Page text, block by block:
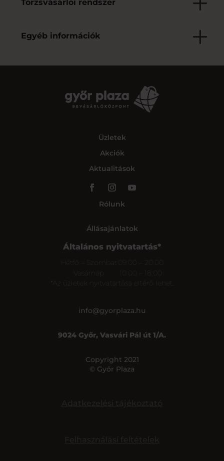
Törzsvásárlói rendszer
Egyéb információk
Üzletek
Akciók
Aktualitások
Rólunk
Állásajánlatok
Általános nyitvatartás*
*Az üzletek nyitvatartása eltérő lehet.
info@gyorplaza.hu
9024 Győr, Vasvári Pál út 1/A.
Copyright 2021
© Győr Plaza